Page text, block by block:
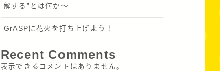
解する”とは何か～
GrASPに花火を打ち上げよう！
Recent Comments
表示できるコメントはありません。